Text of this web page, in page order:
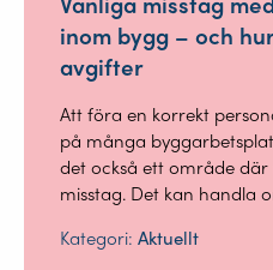
inom bygg – och
avgifter
Att föra en korrekt
på många
det också ett område
misstag. Det kan handla
Kategori:Aktuellt